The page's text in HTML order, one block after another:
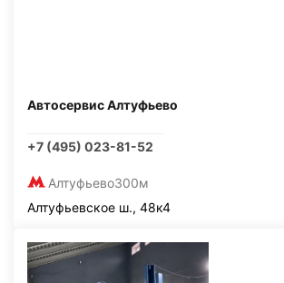
Автосервис Алтуфьево
+7 (495) 023-81-52
Алтуфьево300м
Алтуфьевское ш., 48к4